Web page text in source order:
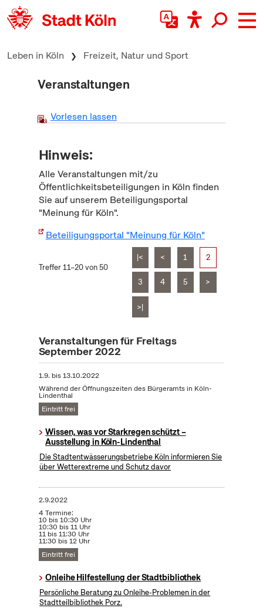
zum Inhalt springen
Leben in Köln Freizeit, Natur und Sport
Veranstaltungen
Vorlesen lassen
Hinweis:
Alle Veranstaltungen mit/zu
Öffentlichkeitsbeteiligungen in Köln finden
Sie auf unserem Beteiligungsportal
"Meinung für Köln".
Beteiligungsportal "Meinung für Köln"
Treffer 11–20 von 50
|< < 1 2
3 4 5 >
>|
Veranstaltungen für Freitags
September 2022
1.9. bis13.10.2022
Während der Öffnungszeiten des Bürgeramts in Köln-
Lindenthal
Eintritt frei
Wissen, was vor Starkregen schützt –
Ausstellung in Köln-Lindenthal
Die Stadtentwässerungsbetriebe Köln informieren Sie
über Wetterextreme und Schutz davor
2.9.2022
4 Termine:
10 bis 10:30 Uhr
10:30 bis 11 Uhr
11 bis 11:30 Uhr
11:30 bis 12 Uhr
Eintritt frei
Onleihe Hilfestellung der Stadtbibliothek
Persönliche Beratung zu Onleihe-Problemen in der
Stadtteilbibliothek Porz.